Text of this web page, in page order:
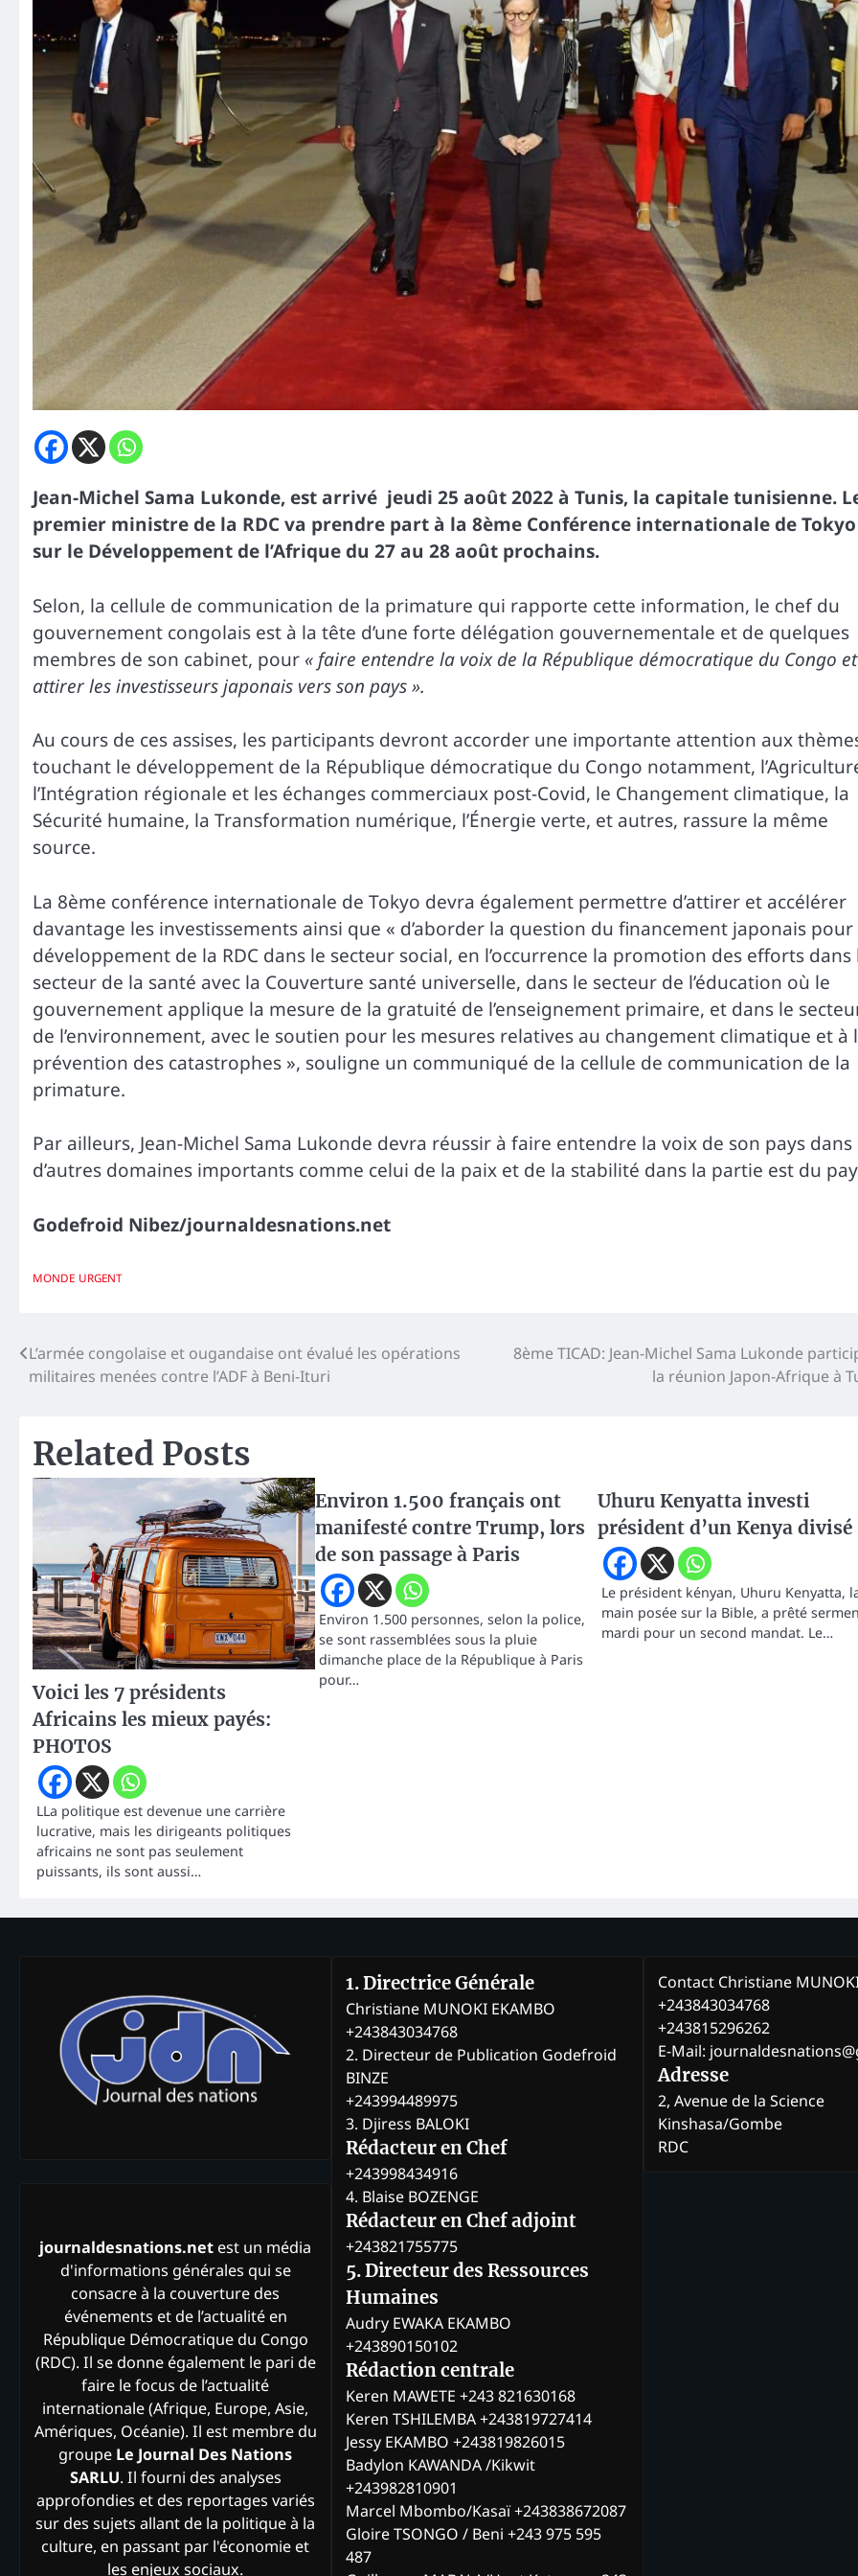
Jean-Michel Sama Lukonde, est arrivé jeudi 25 août 2022 à Tunis, la capitale tunisienne.
premier ministre de la RDC va prendre part à la 8ème Conférence internationale de Tokyo
sur le Développement de l’Afrique du 27 au 28 août prochains.
Selon, la cellule de communication de la primature qui rapporte cette information, le chef du
gouvernement congolais est à la tête d’une forte délégation gouvernementale et de quelques
membres de son cabinet, pour « faire entendre la voix de la République démocratique du Congo et
attirer les investisseurs japonais vers son pays ».
Au cours de ces assises, les participants devront accorder une importante attention aux
touchant le développement de la République démocratique du Congo notamment,
l’Intégration régionale et les échanges commerciaux post-Covid, le Changement climatique, la
Sécurité humaine, la Transformation numérique, l’Énergie verte, et autres, rassure la même
source.
La 8ème conférence internationale de Tokyo devra également permettre d’attirer et accélérer
davantage les investissements ainsi que « d’aborder la question du financement japonais pour
développement de la RDC dans le secteur social, en l’occurrence la promotion des efforts dans
secteur de la santé avec la Couverture santé universelle, dans le secteur de l’éducation où le
gouvernement applique la mesure de la gratuité de l’enseignement primaire, et dans le
de l’environnement, avec le soutien pour les mesures relatives au changement climatique et à
prévention des catastrophes », souligne un communiqué de la cellule de communication de la
primature.
Par ailleurs, Jean-Michel Sama Lukonde devra réussir à faire entendre la voix de son pays dans
d’autres domaines importants comme celui de la paix et de la stabilité dans la partie est du
Godefroid Nibez/journaldesnations.net
MONDE URGENT
Navigation
L’armée congolaise et ougandaise ont évalué les opérations
militaires menées contre l’ADF à Beni-Ituri
8ème TICAD: Jean-Michel Sama Lukonde
la réunion Japon-Afrique à
Related Posts
Voici les 7 présidents
Africains les mieux payés:
PHOTOS
LLa politique est devenue une carrière
lucrative, mais les dirigeants politiques
africains ne sont pas seulement
puissants, ils sont aussi…
Environ 1.500 français ont
manifesté contre Trump, lors
de son passage à Paris
Environ 1.500 personnes, selon la police,
se sont rassemblées sous la pluie
dimanche place de la République à Paris
pour…
Uhuru Kenyatta investi
président d’un Kenya divisé
Le président kényan, Uhuru Kenyatta,
main posée sur la Bible, a prêté
mardi pour un second mandat. Le…
journaldesnations.net est un média
d'informations générales qui se
consacre à la couverture des
événements et de l’actualité en
République Démocratique du Congo
(RDC). Il se donne également le pari de
faire le focus de l’actualité
internationale (Afrique, Europe, Asie,
Amériques, Océanie). Il est membre du
groupe Le Journal Des Nations
SARLU. Il fourni des analyses
approfondies et des reportages variés
sur des sujets allant de la politique à la
culture, en passant par l'économie et
les enjeux sociaux.
1. Directrice Générale
Christiane MUNOKI EKAMBO
+243843034768
2. Directeur de Publication Godefroid
BINZE
+243994489975
3. Djiress BALOKI
Rédacteur en Chef
+243998434916
4. Blaise BOZENGE
Rédacteur en Chef adjoint
+243821755775
5. Directeur des Ressources
Humaines
Audry EWAKA EKAMBO
+243890150102
Rédaction centrale
Keren MAWETE +243 821630168
Keren TSHILEMBA +243819727414
Jessy EKAMBO +243819826015
Badylon KAWANDA /Kikwit
+243982810901
Marcel Mbombo/Kasaï +243838672087
Gloire TSONGO / Beni +243 975 595
487
Contact Christiane
+243843034768
+243815296262
E-Mail:
Adresse
2, Avenue de la Science
Kinshasa/Gombe
RDC